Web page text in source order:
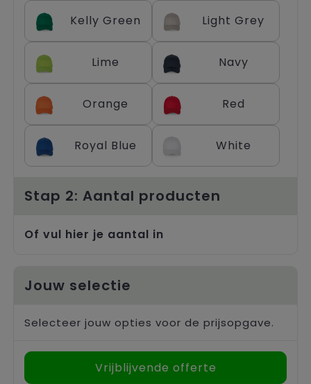
Kelly Green Light Grey
Lime Navy
Orange Red
Royal Blue White
Stap 2: Aantal producten
Of vul hier je aantal in
Jouw selectie
Selecteer jouw opties voor de prijsopgave.
Vrijblijvende offerte